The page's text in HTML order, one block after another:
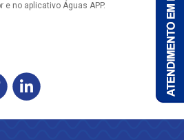
no aplicativo Águas APP.